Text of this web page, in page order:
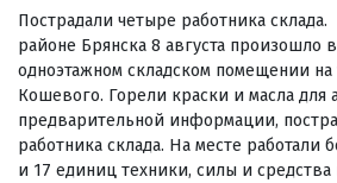
Пострадали четыре работника
районе Брянска 8 августа произошло
одноэтажном складском помещении на
Кошевого. Горели краски и масла для
предварительной информации,
работника склада. На месте работали
и 17 единиц техники, силы и